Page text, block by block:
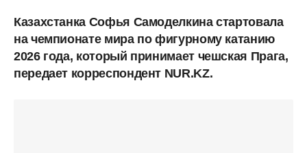
Казахстанка Софья Самоделкина стартовала
на чемпионате мира по фигурному катанию
2026 года, который принимает чешская Прага,
передает корреспондент NUR.KZ.